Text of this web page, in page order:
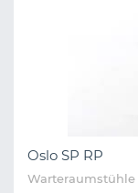
Oslo SP RP